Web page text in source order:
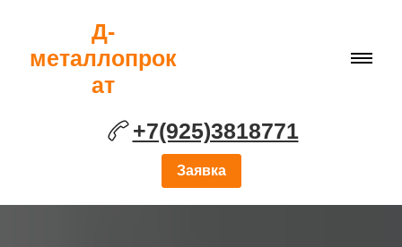
Д-
металлопрок
ат
+7(925)3818771
Заявка